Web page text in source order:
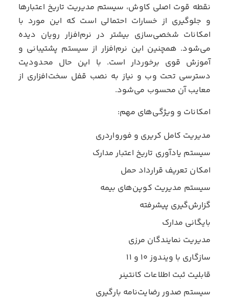
نقطه قوت اصلی کاوش، سیستم مدیریت تاریخ اعتبارها
و جلوگیری از خسارات احتمالی است که این مورد با
امکانات شخصی‌سازی بیشتر در نرم‌افزار رویان دیده
می‌شود. همچنین این نرم‌افزار از سیستم پشتیبانی و
آموزش قوی برخوردار است. با این حال محدودیت
دسترسی تحت وب و نیاز به نصب قفل سخت‌افزاری از
معایب آن محسوب می‌شود.
امکانات و ویژگی‌های مهم:
مدیریت کامل کریری و فورواردری
سیستم یادآوری تاریخ اعتبار مدارک
امکان تعریف قرارداد حمل
سیستم مدیریت کوپن‌های بیمه
گزارش‌گیری پیشرفته
بایگانی مدارک
مدیریت نمایندگان مرزی
سازگاری با ویندوز ۱۰ و ۱۱
قابلیت ثبت اطلاعات کانتینر
سیستم صدور رضایت‌نامه بارگیری